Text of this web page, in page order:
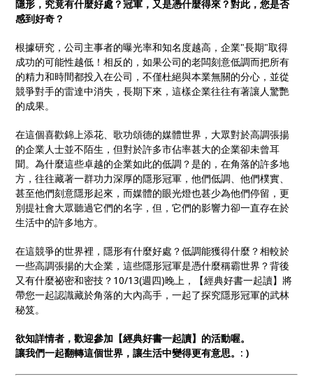
隱形，究竟有什麼好處？冠軍，又是憑什麼得來？對此，您是否
感到好奇？
根據研究，公司主事者的曝光率和知名度越高，企業"長期"取得
成功的可能性越低！相反的，如果公司的老闆刻意低調而把所有
的精力和時間都投入在公司，不僅杜絕與本業無關的分心，並從
競爭對手的雷達中消失，長期下來，這樣企業往往有著讓人驚艷
的成果。
在這個喜歡錦上添花、歌功頌德的媒體世界，大眾對於高調張揚
的企業人士並不陌生，但對於許多市佔率甚大的企業卻未曾耳
聞。為什麼這些卓越的企業如此的低調？是的，在角落的許多地
方，往往藏著一群功力深厚的隱形冠軍，他們低調、他們樸實、
甚至他們刻意隱形起來，而媒體的眼光燈也甚少為他們停留，更
別提社會大眾聽過它們的名字，但，它們的影響力卻一直存在於
生活中的許多地方。
在這競爭的世界裡，隱形有什麼好處？低調能獲得什麼？相較於
一些高調張揚的大企業，這些隱形冠軍是憑什麼稱霸世界？背後
又有什麼祕密和密技？ 10/13(週四)晚上，【經典好書一起讀】將
帶您一起認識藏於角落的大內高手，一起了探究隱形冠軍的武林
秘笈。
欲知詳情者，歡迎參加【經典好書一起讀】的活動喔。
讓我們一起翻轉這個世界，讓生活中變得更有意思。: )